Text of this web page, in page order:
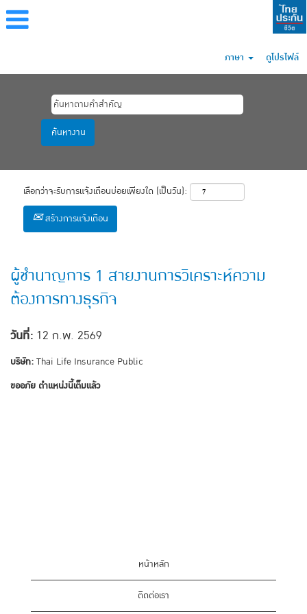
ภาษา ดูโปรไฟล์
เลือกว่าจะรับการแจ้งเตือนบ่อยเพียงใด (เป็นวัน):
สร้างการแจ้งเตือน
ผู้ชำนาญการ 1 สายงานการวิเคราะห์ความ
ต้องการทางธุรกิจ
วันที่: 12 ก.พ. 2569
บริษัท:Thai Life Insurance Public
ขออภัย ตำแหน่งนี้เต็มแล้ว
หน้าหลัก
ติดต่อเรา